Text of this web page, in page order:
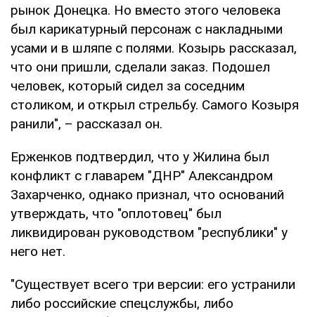
рынок Донецка. Но вместо этого человека
был карикатурный персонаж с накладными
усами и в шляпе с полями. Козырь рассказал,
что они пришли, сделали заказ. Подошел
человек, который сидел за соседним
столиком, и открыл стрельбу. Самого Козыря
ранили", – рассказал он.
Ерженков подтвердил, что у Жилина был
конфликт с главарем "ДНР" Александром
Захарченко, однако признал, что оснований
утверждать, что "оплотовец" был
ликвидирован руководством "республики" у
него нет.
"Существует всего три версии: его устранили
либо российские спецслужбы, либо